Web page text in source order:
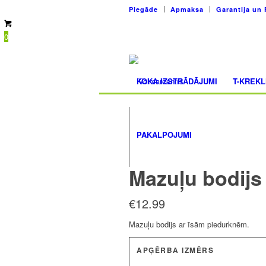
Piegāde Apmaksa Garantija un
0
KOKA IZSTRĀDĀJUMI T-
PAKALPOJUMI
Mazuļu
€12.99
Mazuļu bodijs ar īsām piedurknēm.
APĢĒRBA IZMĒRS